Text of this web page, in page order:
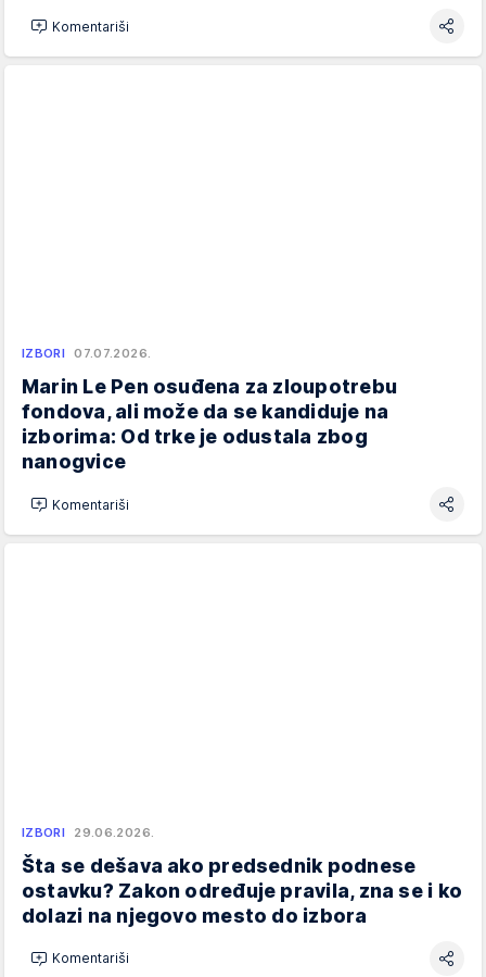
Komentariši
IZBORI 07.07.2026.
Marin Le Pen osuđena za zloupotrebu
fondova, ali može da se kandiduje na
izborima: Od trke je odustala zbog
nanogvice
Komentariši
IZBORI 29.06.2026.
Šta se dešava ako predsednik podnese
ostavku? Zakon određuje pravila, zna se i ko
dolazi na njegovo mesto do izbora
Komentariši